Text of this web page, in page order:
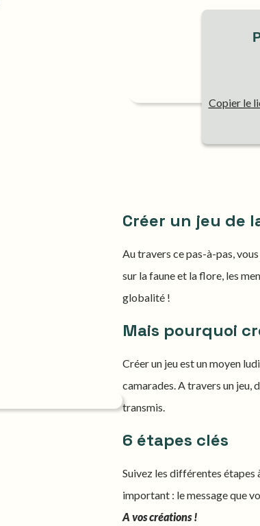
Copier le
Créer un jeu de
Au travers ce pas-à-pas,
sur la faune et la flore, les
globalité !
Mais pourquoi
Créer un jeu est un moyen
camarades. A travers un jeu,
transmis.
6 étapes clés
Suivez les différentes étapes
important : le message que
A vos créations !